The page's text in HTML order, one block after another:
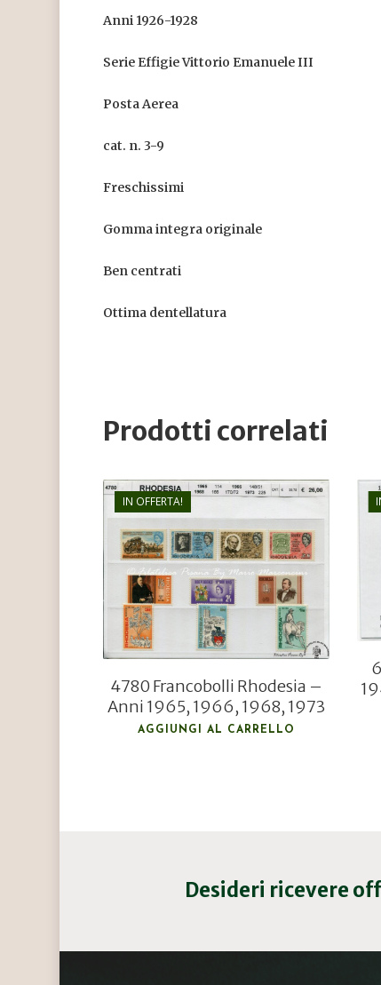
Anni 1926-1928
Serie Effigie Vittorio Emanuele III
Posta Aerea
cat. n. 3-9
Freschissimi
Gomma integra originale
Ben centrati
Ottima dentellatura
Prodotti correlati
IN OFFERTA!
€26,00
€18,00
4780 Francobolli Rhodesia –
Anni 1965, 1966, 1968, 1973
AGGIUNGI AL CARRELLO
Desideri ricevere